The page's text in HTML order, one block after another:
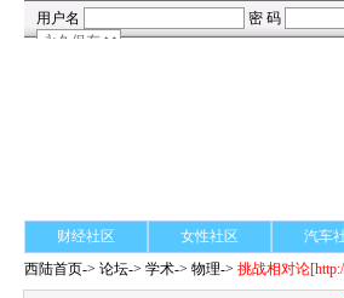
财经社区 女性社区 汽车
西陆首页->论坛->学术-> 物理->挑战相对论